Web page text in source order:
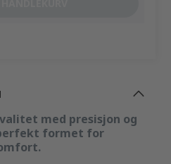
med presisjon og
formet for